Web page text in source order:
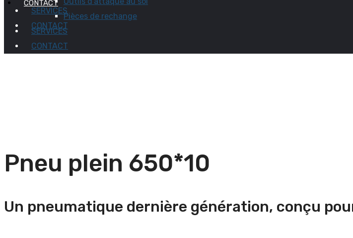
CONTACT
SERVICES
CONTACT
Pièces de rechange
SERVICES
CONTACT
Pneu plein 650*10
Un pneumatique dernière génération, conçu